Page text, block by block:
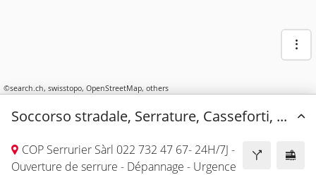
©search.ch, swisstopo, OpenStreetMap, others
Soccorso stradale, Serrature, Casseforti, ...
COP Serrurier Sàrl 022 732 47 67- 24H/7J -
Ouverture de serrure - Dépannage - Urgence